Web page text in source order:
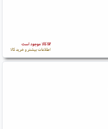
کالا موجود است
اطلاعات بیشتر و خرید کالا